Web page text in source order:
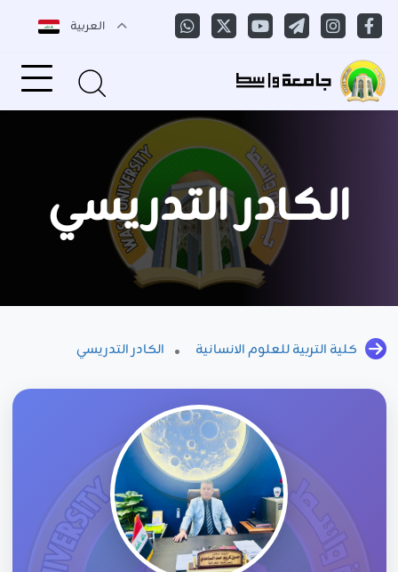
العربية
الكادر التدريسي
كلية التربية للعلوم الانسانية الكادر التدريسي